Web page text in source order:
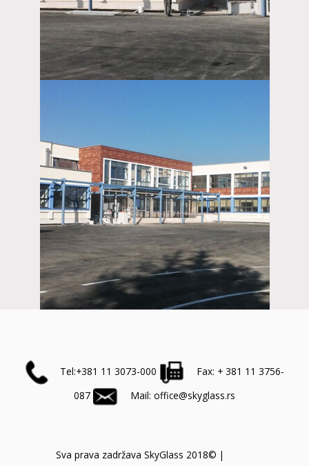
Tel:+381 11 3073-000
Fax: + 381 11 3756-
087
Mail: office@skyglass.rs
Sva prava zadržava SkyGlass 2018© |